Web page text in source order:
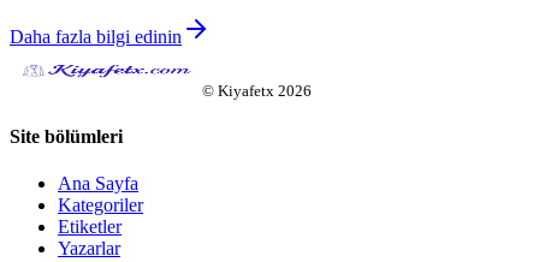
Daha fazla bilgi edinin
© Kiyafetx 2026
Site bölümleri
Ana Sayfa
Kategoriler
Etiketler
Yazarlar